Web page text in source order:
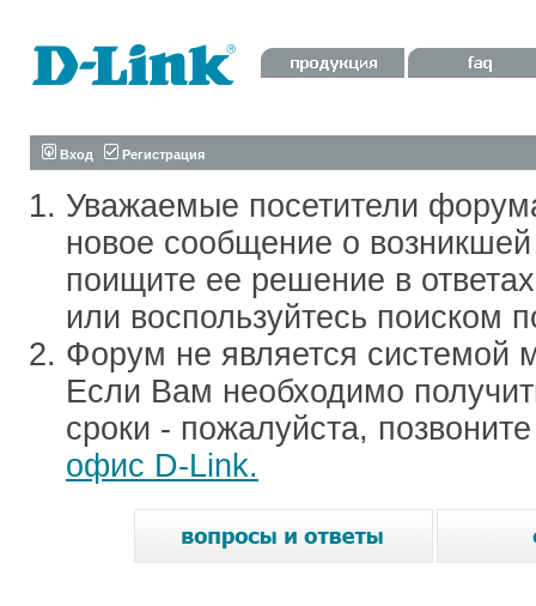
Вход Регистрация
Уважаемые посетители
новое сообщение о
поищите ее решение в
или воспользуйтесь поиском
Форум не является системой
Если Вам необходимо
сроки - пожалуйста,
офис D-Link.